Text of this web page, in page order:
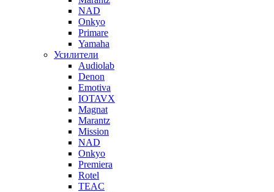
NAD
Onkyo
Primare
Yamaha
Усилители
Audiolab
Denon
Emotiva
IOTAVX
Magnat
Marantz
Mission
NAD
Onkyo
Premiera
Rotel
TEAC